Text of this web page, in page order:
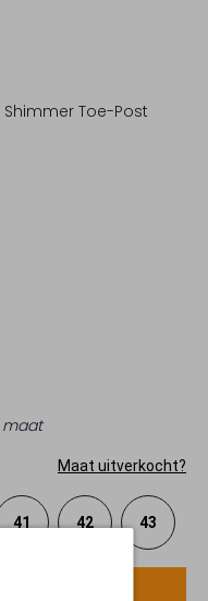
Toe-Post
maat
Maat uitverkocht?
41 42 43